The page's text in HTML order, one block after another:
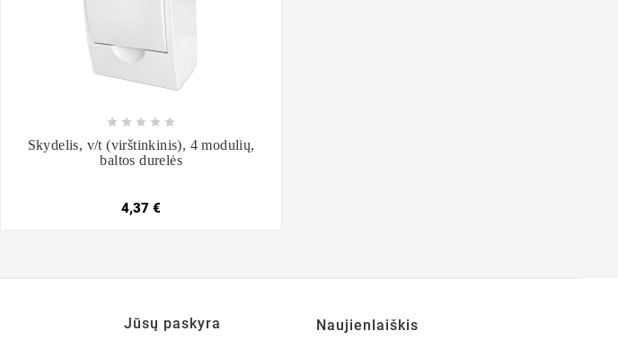
    
Skydelis, v/t (virštinkinis), 4 modulių,
baltos durelės
4,37 €
Jūsų paskyra Naujienlaiškis